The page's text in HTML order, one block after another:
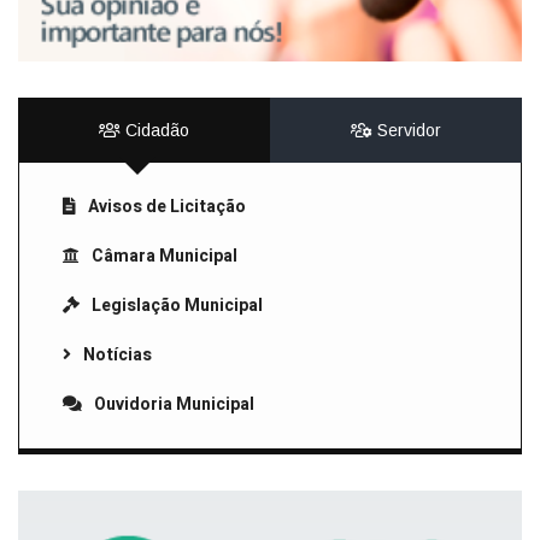
Cidadão Servidor
Avisos de Licitação
Câmara Municipal
Legislação Municipal
Notícias
Ouvidoria Municipal